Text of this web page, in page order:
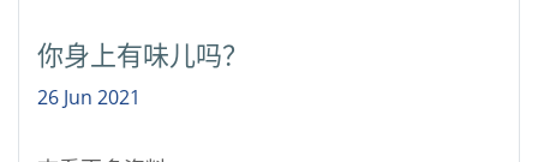
你身上有味儿吗？
26 Jun 2021